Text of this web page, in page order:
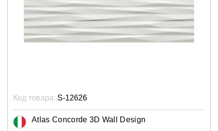
Код товара: S-12626
Atlas Concorde 3D Wall Design